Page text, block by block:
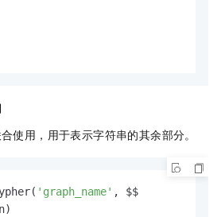
使用，用于表示字符串的其余部分。
'graph_name' , $$